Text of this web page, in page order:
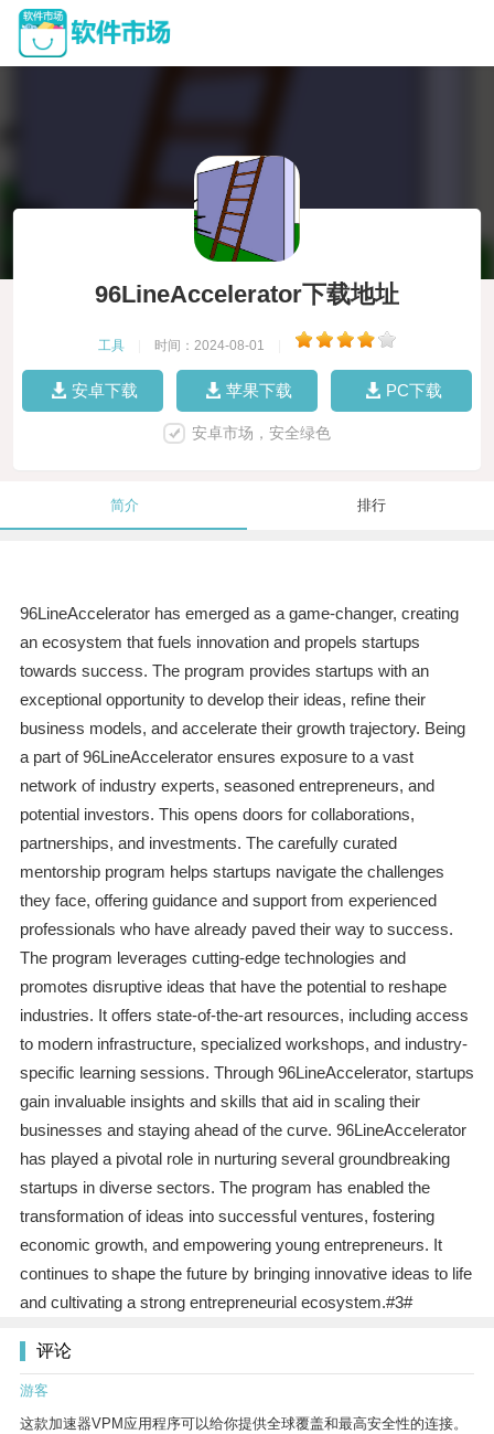
96LineAccelerator下载地址
工具 时间：2024-08-01
安卓下载 苹果下载 PC下载
安卓市场，安全绿色
简介 排行
96LineAccelerator has emerged as a game-changer, creating
an ecosystem that fuels innovation and propels startups
towards success. The program provides startups with an
exceptional opportunity to develop their ideas, refine their
business models, and accelerate their growth trajectory. Being
a part of 96LineAccelerator ensures exposure to a vast
network of industry experts, seasoned entrepreneurs, and
potential investors. This opens doors for collaborations,
partnerships, and investments. The carefully curated
mentorship program helps startups navigate the challenges
they face, offering guidance and support from experienced
professionals who have already paved their way to success.
The program leverages cutting-edge technologies and
promotes disruptive ideas that have the potential to reshape
industries. It offers state-of-the-art resources, including access
to modern infrastructure, specialized workshops, and industry-
specific learning sessions. Through 96LineAccelerator, startups
gain invaluable insights and skills that aid in scaling their
businesses and staying ahead of the curve. 96LineAccelerator
has played a pivotal role in nurturing several groundbreaking
startups in diverse sectors. The program has enabled the
transformation of ideas into successful ventures, fostering
economic growth, and empowering young entrepreneurs. It
continues to shape the future by bringing innovative ideas to life
and cultivating a strong entrepreneurial ecosystem.#3#
评论
游客
这款加速器VPM应用程序可以给你提供全球覆盖和最高安全性的连接。